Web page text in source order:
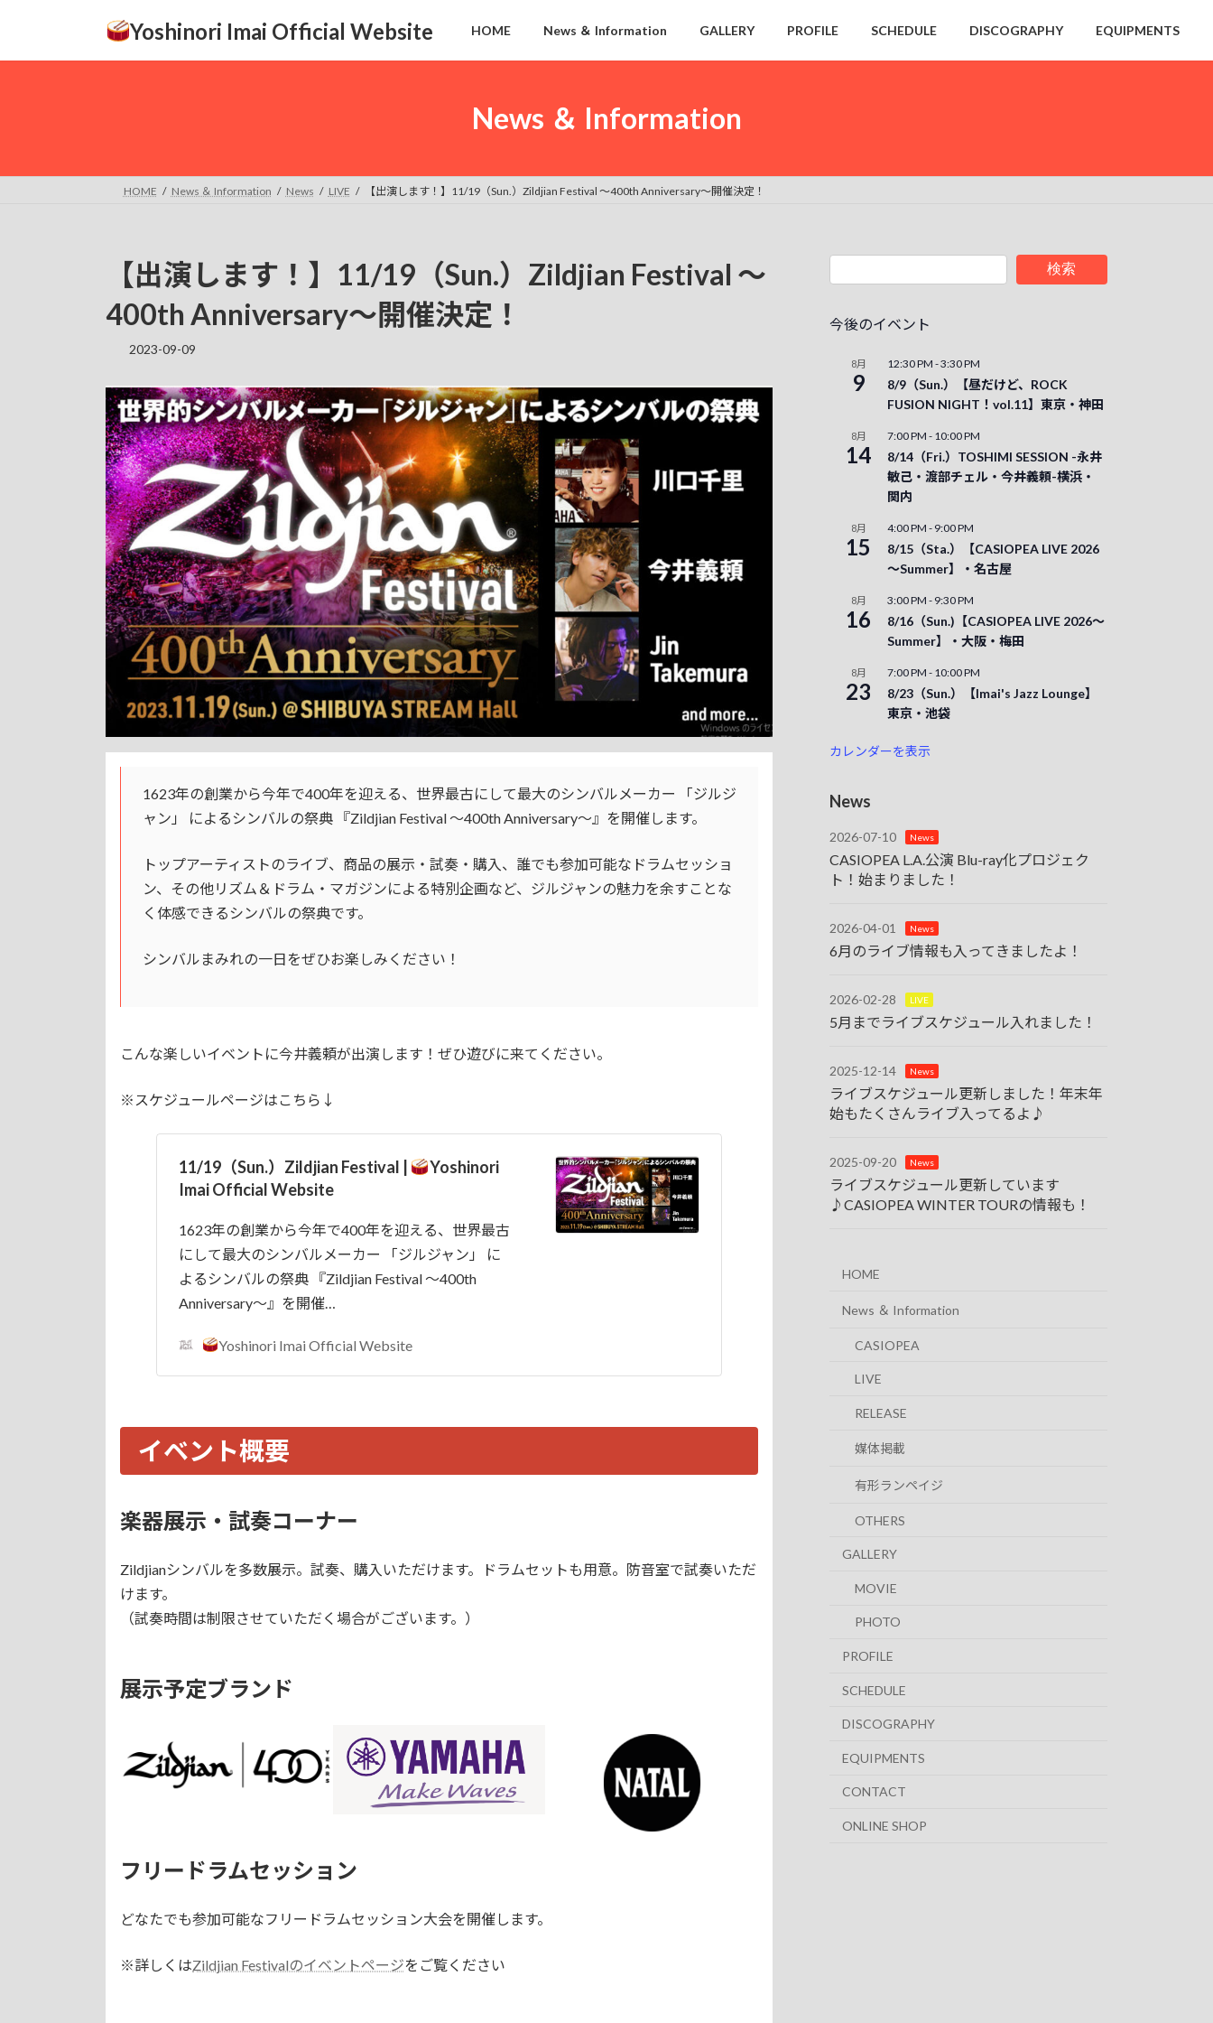
Yoshinori Imai Official Website HOME News ＆ Information GALLERY PROFILE SCHEDULE DISCOGRAPHY EQUIPMENTS
News ＆ Information
HOME News ＆ Information News LIVE 【出演します！】11/19（Sun.）Zildjian Festival ～400th Anniversary～開催決定！
【出演します！】11/19（Sun.）Zildjian Festival ～
400th Anniversary～開催決定！
2023-09-09
1623年の創業から今年で400年を迎える、世界最古にして最大のシンバルメーカー 「ジルジ
ャン」 によるシンバルの祭典 『Zildjian Festival ～400th Anniversary～』を開催します。
トップアーティストのライブ、商品の展示・試奏・購入、誰でも参加可能なドラムセッショ
ン、その他リズム＆ドラム・マガジンによる特別企画など、ジルジャンの魅力を余すことな
く体感できるシンバルの祭典です。
シンバルまみれの一日をぜひお楽しみください！
こんな楽しいイベントに今井義頼が出演します！ぜひ遊びに来てください。
※スケジュールページはこちら↓
11/19（Sun.）Zildjian Festival |
Yoshinori
Imai Official Website
1623年の創業から今年で400年を迎える、世界最古
にして最大のシンバルメーカー 「ジルジャン」 に
よるシンバルの祭典 『Zildjian Festival ～400th
Anniversary～』を開催…
Yoshinori Imai Official Website
イベント概要
楽器展示・試奏コーナー
Zildjianシンバルを多数展示。試奏、購入いただけます。ドラムセットも用意。防音室で試奏いただ
けます。
（試奏時間は制限させていただく場合がございます。）
展示予定ブランド
フリードラムセッション
どなたでも参加可能なフリードラムセッション大会を開催します。
※詳しくはZildjian Festivalのイベントページをご覧ください
検索
今後のイベント
8月
9
12:30 PM -3:30 PM
8/9（Sun.）【昼だけど、ROCK
FUSION NIGHT！vol.11】東京・神田
8月
14
7:00 PM - 10:00 PM
8/14（Fri.）TOSHIMI SESSION -永井
敏己・渡部チェル・今井義頼-横浜・
関内
8月
15
4:00 PM - 9:00 PM
8/15（Sta.）【CASIOPEA LIVE 2026
～Summer】・名古屋
8月
16
3:00 PM - 9:30 PM
8/16（Sun.)【CASIOPEA LIVE 2026～
Summer】・大阪・梅田
8月
23
7:00 PM - 10:00 PM
8/23（Sun.）【Imai's Jazz Lounge】
東京・池袋
カレンダーを表示
News
2026-07-10 News
CASIOPEA L.A.公演 Blu-ray化プロジェク
ト！始まりました！
2026-04-01 News
6月のライブ情報も入ってきましたよ！
2026-02-28 LIVE
5月までライブスケジュール入れました！
2025-12-14 News
ライブスケジュール更新しました！年末年
始もたくさんライブ入ってるよ♪
2025-09-20 News
ライブスケジュール更新しています
♪CASIOPEA WINTER TOURの情報も！
HOME
News ＆ Information
CASIOPEA
LIVE
RELEASE
媒体掲載
有形ランペイジ
OTHERS
GALLERY
MOVIE
PHOTO
PROFILE
SCHEDULE
DISCOGRAPHY
EQUIPMENTS
CONTACT
ONLINE SHOP